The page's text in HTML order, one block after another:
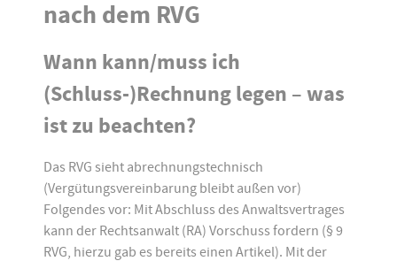
nach dem RVG
Wann kann/muss ich
(Schluss-)Rechnung legen – was
ist zu beachten?
Das RVG sieht abrechnungstechnisch
(Vergütungsvereinbarung bleibt außen vor)
Folgendes vor: Mit Abschluss des Anwaltsvertrages
kann der Rechtsanwalt (RA) Vorschuss fordern (§ 9
RVG, hierzu gab es bereits einen Artikel). Mit der